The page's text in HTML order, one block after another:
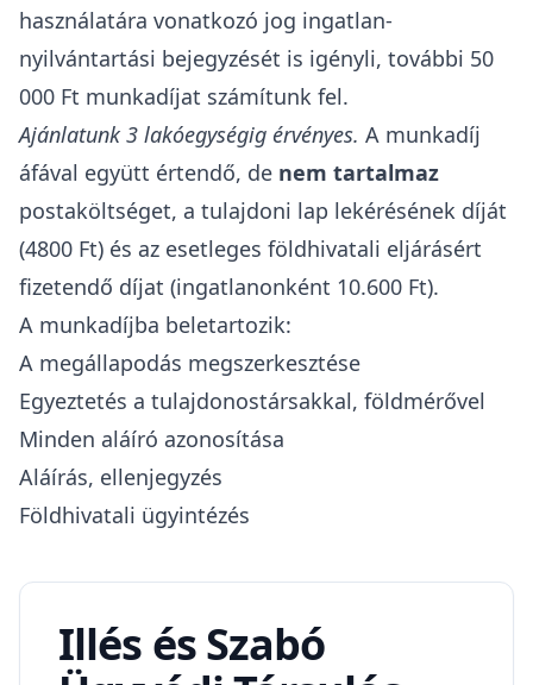
használatára vonatkozó jog ingatlan-
nyilvántartási bejegyzését is igényli, további 50
000 Ft munkadíjat számítunk fel.
Ajánlatunk 3 lakóegységig érvényes. A munkadíj
áfával együtt értendő, de nem tartalmaz
postaköltséget, a tulajdoni lap lekérésének díját
(4800 Ft) és az esetleges földhivatali eljárásért
fizetendő díjat (ingatlanonként 10.600 Ft).
A munkadíjba beletartozik:
A megállapodás megszerkesztése
Egyeztetés a tulajdonostársakkal, földmérővel
Minden aláíró azonosítása
Aláírás, ellenjegyzés
Földhivatali ügyintézés
Illés és Szabó